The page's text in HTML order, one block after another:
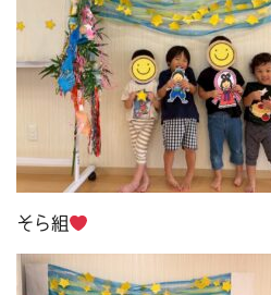
そら組